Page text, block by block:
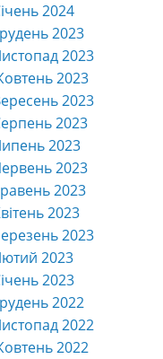
2024
2023
2023
2023
2023
2023
2023
2023
2023
2023
2023
2023
2023
2022
2022
2022